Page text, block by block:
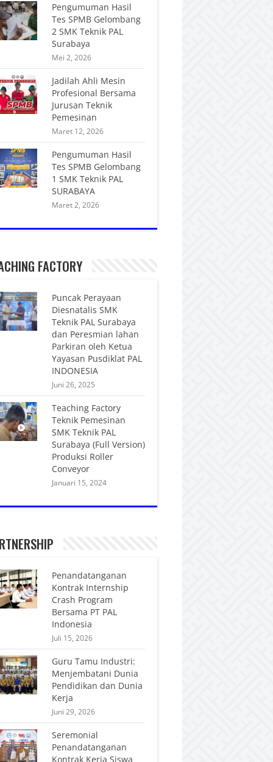
Pengumuman Hasil
Tes SPMB Gelombang
2 SMK Teknik PAL
Surabaya
Mei 2, 2026
Jadilah Ahli Mesin
Profesional Bersama
Jurusan Teknik
Pemesinan
Maret 12, 2026
Pengumuman Hasil
Tes SPMB Gelombang
1 SMK Teknik PAL
SURABAYA
Maret 2, 2026
FACTORY
Puncak Perayaan
Diesnatalis SMK
Teknik PAL Surabaya
dan Peresmian lahan
Parkiran oleh Ketua
Yayasan Pusdiklat PAL
INDONESIA
Juni 26, 2025
Teaching Factory
Teknik Pemesinan
SMK Teknik PAL
Surabaya (Full Version)
Produksi Roller
Conveyor
Januari 15, 2024
Penandatanganan
Kontrak Internship
Crash Program
Bersama PT PAL
Indonesia
Juli 15, 2026
Guru Tamu Industri:
Menjembatani Dunia
Pendidikan dan Dunia
Kerja
Juni 29, 2026
Seremonial
Penandatanganan
Kontrak Kerja Siswa